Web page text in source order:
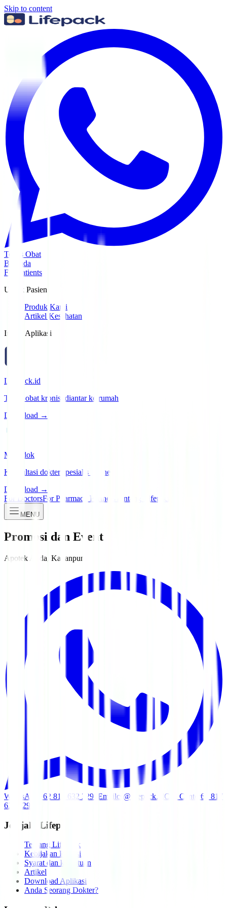
Skip to content
Tebus Obat
Beranda
For Patients
Untuk Pasien
Produk Kami
Artikel Kesehatan
Install Aplikasi
Lifepack.id
Tebus obat kronis, diantar ke rumah
Download →
Manadok
Konsultasi dokter spesialis online
Download →
For DoctorsFor Pharmacy Partners Tentang Lifepack
MENU
Promosi dan Event
Apotek Anda, Kapanpun.
WhatsApp +62 817 632 3291 Emailcs@lifepack.id Call Center62 817
632 3291
Jelajahi Lifepack
Tentang Lifepack
Kebijakan Privasi
Syarat dan ketentuan
Artikel
Download Aplikasi
Anda Seorang Dokter?